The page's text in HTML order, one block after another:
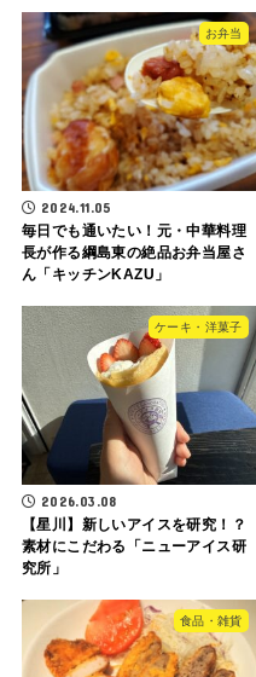
お弁当
2024.11.05
毎日でも通いたい！元・中華料理
長が作る綱島東の絶品お弁当屋さ
ん「キッチンKAZU」
ケーキ・洋菓子
2026.03.08
【星川】新しいアイスを研究！？
素材にこだわる「ニューアイス研
究所」
食品・雑貨